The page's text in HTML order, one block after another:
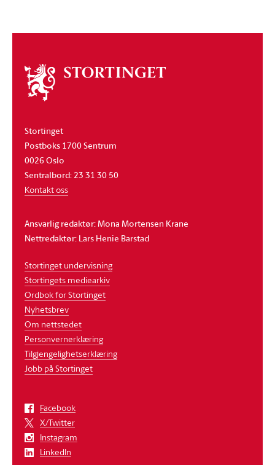
Om
stortinget
Stortinget
Postboks 1700 Sentrum
0026 Oslo
Sentralbord: 23 31 30 50
Kontakt oss
Ansvarlig redaktør: Mona Mortensen Krane
Nettredaktør: Lars Henie Barstad
Stortinget undervisning
Stortingets mediearkiv
Ordbok for Stortinget
Nyhetsbrev
Om nettstedet
Personvernerklæring
Tilgjengelighetserklæring
Jobb på Stortinget
Facebook
X/Twitter
Instagram
LinkedIn